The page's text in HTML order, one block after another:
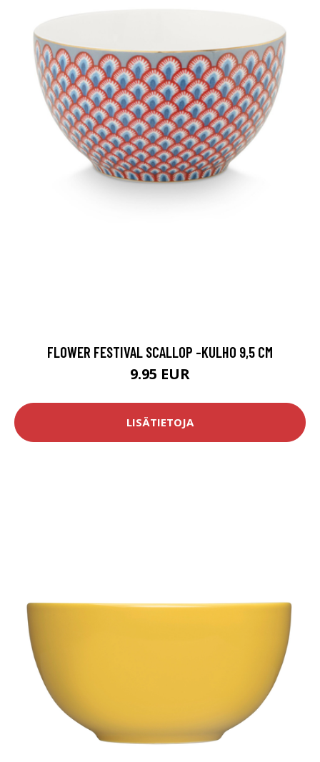
FLOWER FESTIVAL SCALLOP -KULHO 9,5 CM
9.95 EUR
LISÄTIETOJA